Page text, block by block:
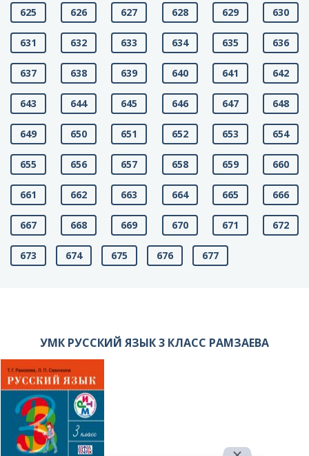
625 626 627 628 629 630
631 632 633 634 635 636
637 638 639 640 641 642
643 644 645 646 647 648
649 650 651 652 653 654
655 656 657 658 659 660
661 662 663 664 665 666
667 668 669 670 671 672
673 674 675 676 677
УМК РУССКИЙ ЯЗЫК 3 КЛАСС РАМЗАЕВА